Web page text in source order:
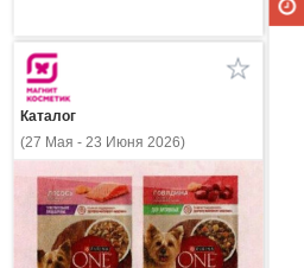
Каталог
(27 Мая - 23 Июня 2026)